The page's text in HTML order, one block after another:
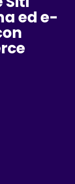
ed e-